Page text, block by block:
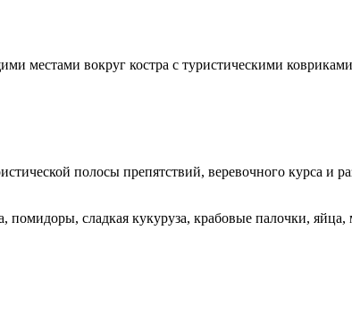
местами вокруг костра с туристическими
полосы препятствий, веревочного курса и
сладкая кукуруза, крабовые палочки, яйца,